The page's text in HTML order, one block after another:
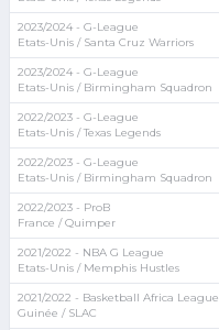
2023/2024 - G-League
Etats-Unis / Santa Cruz Warriors
2023/2024 - G-League
Etats-Unis / Birmingham Squadron
2022/2023 - G-League
Etats-Unis / Texas Legends
2022/2023 - G-League
Etats-Unis / Birmingham Squadron
2022/2023 - ProB
France / Quimper
2021/2022 - NBA G League
Etats-Unis / Memphis Hustles
2021/2022 - Basketball Africa League
Guinée / SLAC